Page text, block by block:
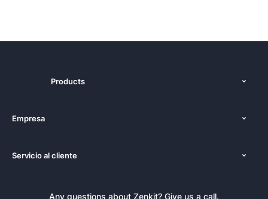
Products
Alternativas
Empresa
Prensa
Academia
Servicio al cliente
Boletín informativo
Any questions about Zenkit? Give us a call.